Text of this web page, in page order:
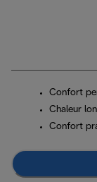
Confort
Chaleur
Confort